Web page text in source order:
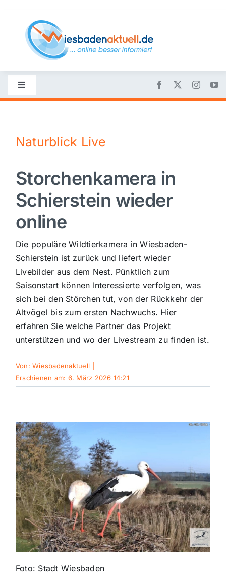
content
Toggle
Navigation
Nachrichten
Politik
Wirtschaft
Sport
Kultur
Panorama
Mein Stadtteil
Galerie
Polizeimeldungen
Themen und Termine
Gewinnspiele
Naturblick Live
Storchenkamera in
Schierstein wieder
online
Die populäre Wildtierkamera in Wiesbaden-
Schierstein ist zurück und liefert wieder
Livebilder aus dem Nest. Pünktlich zum
Saisonstart können Interessierte verfolgen, was
sich bei den Störchen tut, von der Rückkehr der
Altvögel bis zum ersten Nachwuchs. Hier
erfahren Sie welche Partner das Projekt
unterstützen und wo der Livestream zu finden ist.
Von:Wiesbadenaktuell
Erschienen am: 6. März 2026 14:21
Foto: Stadt Wiesbaden